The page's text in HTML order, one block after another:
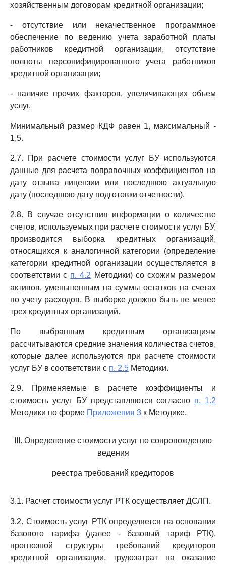
хозяйственным договорам кредитной организации;
- отсутствие или некачественное программное
обеспечение по ведению учета заработной платы
работников кредитной организации, отсутствие
полноты персонифицированного учета работников
кредитной организации;
- наличие прочих факторов, увеличивающих объем
услуг.
Минимальный размер КДФ равен 1, максимальный -
1,5.
2.7. При расчете стоимости услуг БУ используются
данные для расчета поправочных коэффициентов на
дату отзыва лицензии или последнюю актуальную
дату (последнюю дату подготовки отчетности).
2.8. В случае отсутствия информации о количестве
счетов, используемых при расчете стоимости услуг БУ,
производится выборка кредитных организаций,
относящихся к аналогичной категории (определение
категории кредитной организации осуществляется в
соответствии с п. 4.2 Методики) со схожим размером
активов, уменьшенным на суммы остатков на счетах
по учету расходов. В выборке должно быть не менее
трех кредитных организаций.
По выбранным кредитным организациям
рассчитываются средние значения количества счетов,
которые далее используются при расчете стоимости
услуг БУ в соответствии с п. 2.5 Методики.
2.9. Применяемые в расчете коэффициенты и
стоимость услуг БУ представляются согласно п. 1.2
Методики по форме Приложения 3 к Методике.
III. Определение стоимости услуг по сопровождению
ведения
реестра требований кредиторов
3.1. Расчет стоимости услуг РТК осуществляет ДСЛП.
3.2. Стоимость услуг РТК определяется на основании
базового тарифа (далее - базовый тариф РТК),
прогнозной структуры требований кредиторов
кредитной организации, трудозатрат на оказание